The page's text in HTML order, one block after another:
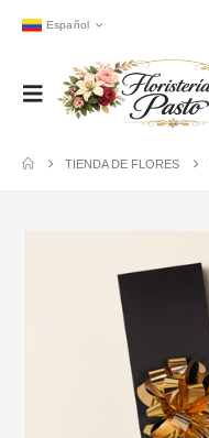
Español
TIENDA DE FLORES